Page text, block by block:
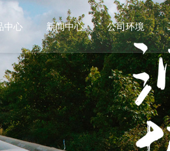
中心 新闻中心 公司环境